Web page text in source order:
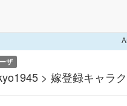
ザ
> 嫁登録キャラ